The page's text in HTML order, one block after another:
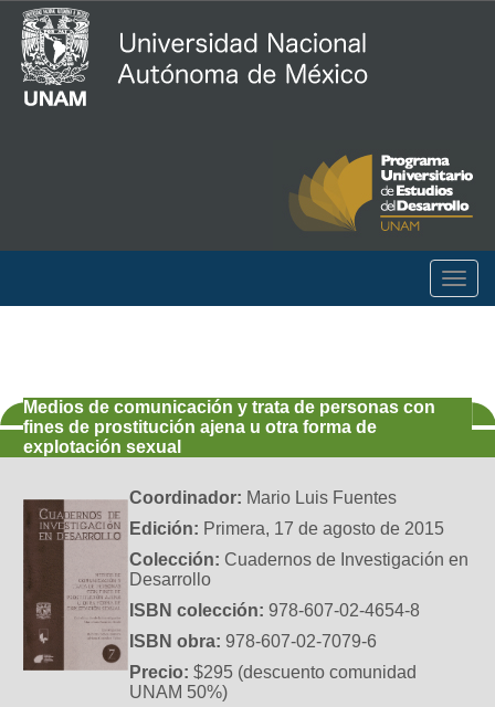
Medios de comunicación y trata de personas con
fines de prostitución ajena u otra forma de
explotación sexual
Coordinador: Mario Luis Fuentes
Edición: Primera, 17 de agosto de 2015
Colección: Cuadernos de Investigación en
Desarrollo
ISBN colección: 978-607-02-4654-8
ISBN obra: 978-607-02-7079-6
Precio: $295 (descuento comunidad
UNAM 50%)